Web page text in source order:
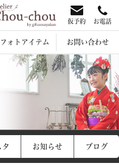
仮予約 お電話
フォトアイテム お問い合わせ
タ お知らせ ブログ